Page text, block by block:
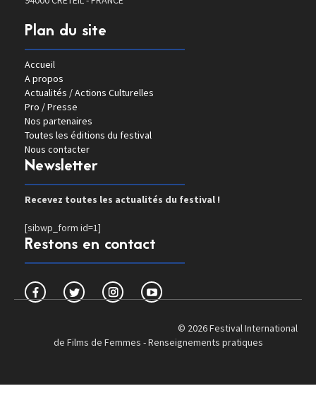
Plan du site
Accueil
A propos
Actualités / Actions Culturelles
Pro / Presse
Nos partenaires
Toutes les éditions du festival
Nous contacter
Newsletter
Recevez toutes les actualités du festival !
[sibwp_form id=1]
Restons en contact
© 2026 Festival International
de Films de Femmes -Renseignements pratiques